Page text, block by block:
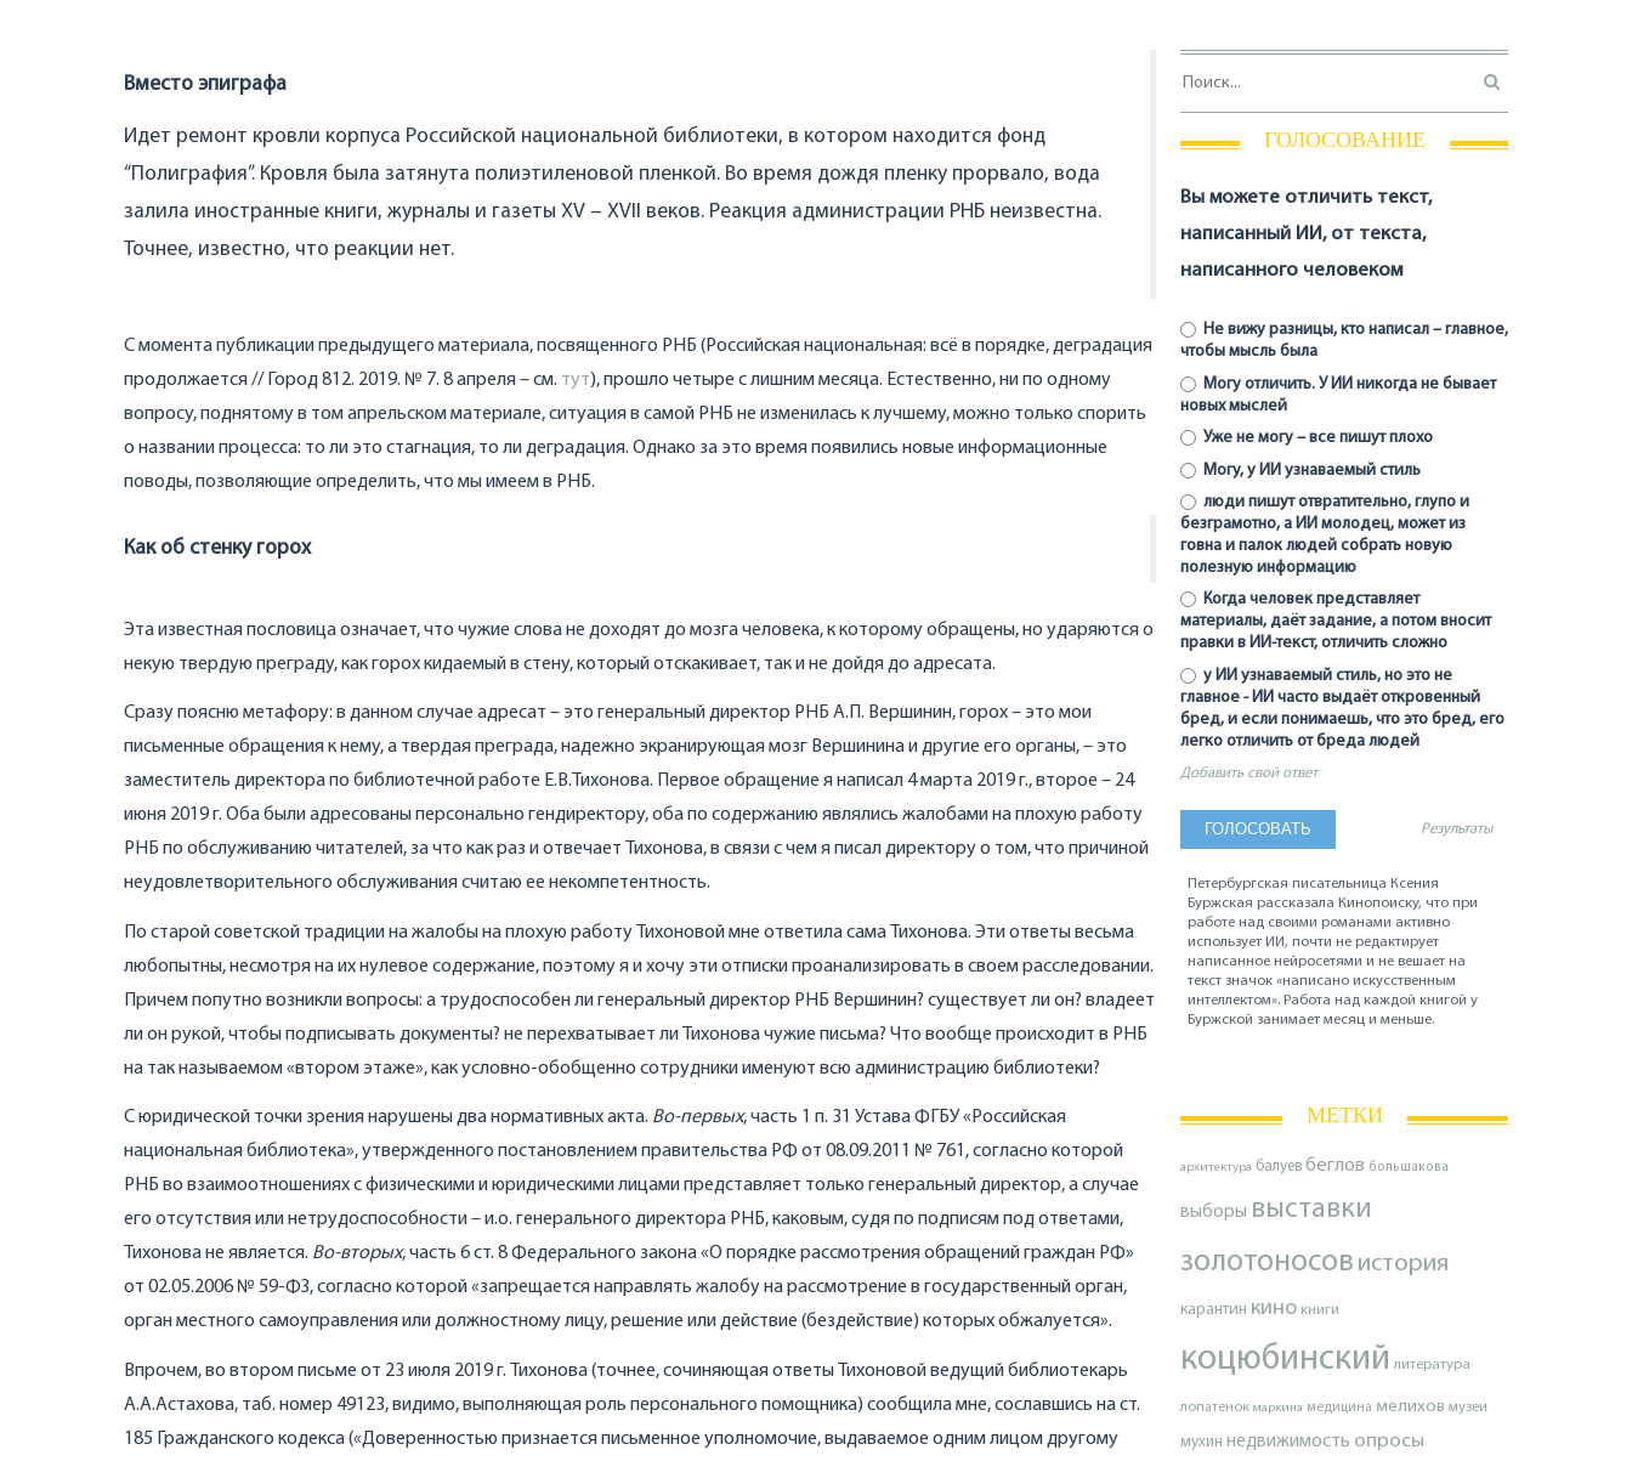
Вместо эпиграфа
Идет ремонт кровли корпуса Российской национальной библиотеки, в котором находится фонд
“Полиграфия”. Кровля была затянута полиэтиленовой пленкой. Во время дождя пленку прорвало, вода
залила иностранные книги, журналы и газеты XV – XVII веков. Реакция администрации РНБ неизвестна.
Точнее, известно, что реакции нет.
С момента публикации предыдущего материала, посвященного РНБ (Российская национальная: всё в порядке, деградация
продолжается // Город 812. 2019. № 7. 8 апреля – см. тут), прошло четыре с лишним месяца. Естественно, ни по одному
вопросу, поднятому в том апрельском материале, ситуация в самой РНБ не изменилась к лучшему, можно только спорить
о названии процесса: то ли это стагнация, то ли деградация. Однако за это время появились новые информационные
поводы, позволяющие определить, что мы имеем в РНБ.
Как об стенку горох
Эта известная пословица означает, что чужие слова не доходят до мозга человека, к которому обращены, но ударяются о
некую твердую преграду, как горох кидаемый в стену, который отскакивает, так и не дойдя до адресата.
Сразу поясню метафору: в данном случае адресат – это генеральный директор РНБ А.П. Вершинин, горох – это мои
письменные обращения к нему, а твердая преграда, надежно экранирующая мозг Вершинина и другие его органы, – это
заместитель директора по библиотечной работе Е.В.Тихонова. Первое обращение я написал 4 марта 2019 г., второе – 24
июня 2019 г. Оба были адресованы персонально гендиректору, оба по содержанию являлись жалобами на плохую работу
РНБ по обслуживанию читателей, за что как раз и отвечает Тихонова, в связи с чем я писал директору о том, что причиной
неудовлетворительного обслуживания считаю ее некомпетентность.
По старой советской традиции на жалобы на плохую работу Тихоновой мне ответила сама Тихонова. Эти ответы весьма
любопытны, несмотря на их нулевое содержание, поэтому я и хочу эти отписки проанализировать в своем расследовании.
Причем попутно возникли вопросы: а трудоспособен ли генеральный директор РНБ Вершинин? существует ли он? владеет
ли он рукой, чтобы подписывать документы? не перехватывает ли Тихонова чужие письма? Что вообще происходит в РНБ
на так называемом «втором этаже», как условно-обобщенно сотрудники именуют всю администрацию библиотеки?
С юридической точки зрения нарушены два нормативных акта. Во-первых, часть 1 п. 31 Устава ФГБУ «Российская
национальная библиотека», утвержденного постановлением правительства РФ от 08.09.2011 № 761, согласно которой
РНБ во взаимоотношениях с физическими и юридическими лицами представляет только генеральный директор, а случае
его отсутствия или нетрудоспособности – и.о. генерального директора РНБ, каковым, судя по подписям под ответами,
Тихонова не является. Во-вторых, часть 6 ст. 8 Федерального закона «О порядке рассмотрения обращений граждан РФ»
от 02.05.2006 № 59-ФЗ, согласно которой «запрещается направлять жалобу на рассмотрение в государственный орган,
орган местного самоуправления или должностному лицу, решение или действие (бездействие) которых обжалуется».
Впрочем, во втором письме от 23 июля 2019 г. Тихонова (точнее, сочиняющая ответы Тихоновой ведущий библиотекарь
А.А.Астахова, таб. номер 49123, видимо, выполняющая роль персонального помощника) сообщила мне, сославшись на ст.
185 Гражданского кодекса («Доверенностью признается письменное уполномочие, выдаваемое одним лицом другому
ГОЛОСОВАНИЕ
Вы можете отличить текст,
написанный ИИ, от текста,
написанного человеком
Не вижу разницы, кто написал – главное,
чтобы мысль была
Могу отличить. У ИИ никогда не бывает
новых мыслей
Уже не могу – все пишут плохо
Могу, у ИИ узнаваемый стиль
люди пишут отвратительно, глупо и
безграмотно, а ИИ молодец, может из
говна и палок людей собрать новую
полезную информацию
Когда человек представляет
материалы, даёт задание, а потом вносит
правки в ИИ-текст, отличить сложно
у ИИ узнаваемый стиль, но это не
главное - ИИ часто выдаёт откровенный
бред, и если понимаешь, что это бред, его
легко отличить от бреда людей
Добавить свой ответ
Результаты
Петербургская писательница Ксения
Буржская рассказала Кинопоиску, что при
работе над своими романами активно
использует ИИ, почти не редактирует
написанное нейросетями и не вешает на
текст значок «написано искусственным
интеллектом». Работа над каждой книгой у
Буржской занимает месяц и меньше.
МЕТКИ
архитектура балуев беглов большакова
выборы выставки
золотоносов история
карантин кино книги
коцюбинский литература
лопатенок маркина медицина мелихов музеи
мухин недвижимость опросы